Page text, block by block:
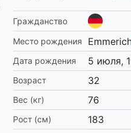
Гражданство
Место рождения
Дата рождения 5 июля,
Возраст 32
Вес (кг) 76
Рост (см) 183